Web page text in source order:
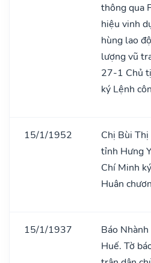
thông qua
hiệu vinh
hùng lao
lượng vũ
27-1 Chủ
ký Lệnh
15/1/1952
Chị Bùi Thị
tỉnh Hưng
Chí Minh
Huân
15/1/1937
Báo
Huế. Tờ